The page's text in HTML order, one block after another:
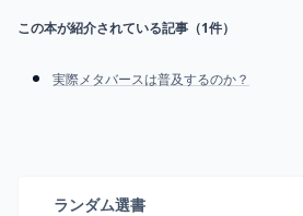
この本が紹介されている記事（1件）
実際メタバースは普及するのか？
ランダム選書